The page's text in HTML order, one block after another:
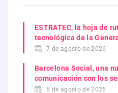
ESTRATEC, la hoja de
tecnológica de la
7 de agosto de 2026
Barcelona Social, una
comunicación con los
6 de agosto de 2026